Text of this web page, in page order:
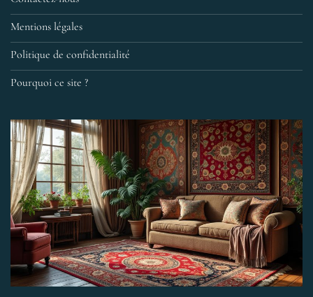
Mentions légales
Politique de confidentialité
Pourquoi ce site ?